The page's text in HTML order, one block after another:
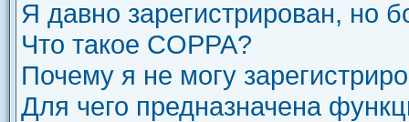
Я давно зарегистрирован, но
Что такое COPPA?
Почему я не могу
Для чего предназначена